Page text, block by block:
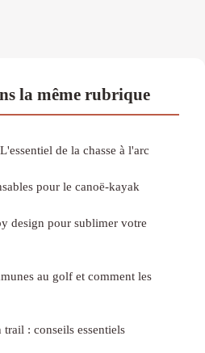
la même rubrique
de la chasse à l'arc
pour le canoë-kayak
design pour sublimer votre
au golf et comment les
trail : conseils essentiels